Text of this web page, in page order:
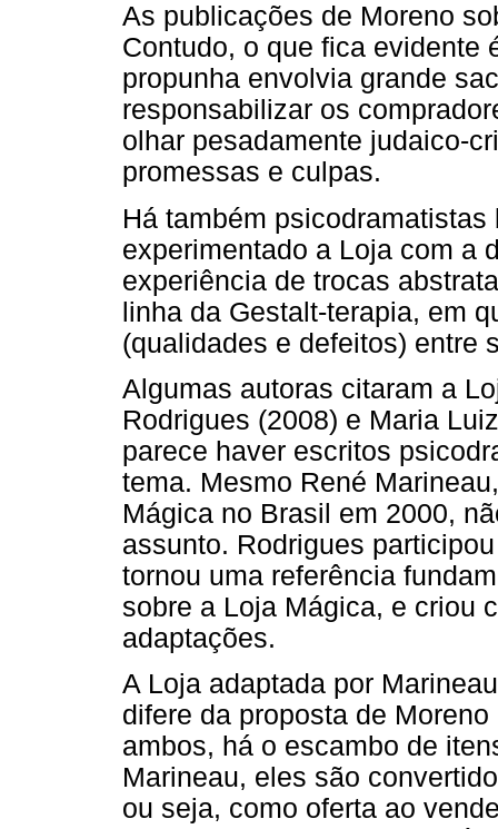
As publicações de Moreno
Contudo, o que fica evidente
propunha envolvia grande
responsabilizar os
olhar pesadamente judaico-
promessas e culpas.
Há também
experimentado a Loja com a
experiência de trocas
linha da Gestalt-terapia, em
(qualidades e defeitos) entre
Algumas autoras citaram a
Rodrigues (2008) e Maria
parece haver escritos
tema. Mesmo René
Mágica no Brasil em 2000,
assunto. Rodrigues
tornou uma referência
sobre a Loja Mágica, e criou
adaptações.
A Loja adaptada por
difere da proposta de
ambos, há o escambo de
Marineau, eles são
ou seja, como oferta ao